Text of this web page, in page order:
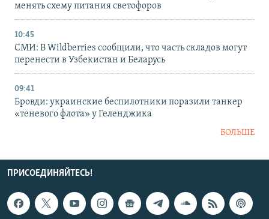
менять схему питания светофоров
10:45
СМИ: В Wildberries сообщили, что часть складов могут
перенести в Узбекистан и Беларусь
09:41
Бровди: украинские беспилотники поразили танкер
«теневого флота» у Геленджика
БОЛЬШЕ
ПРИСОЕДИНЯЙТЕСЬ!